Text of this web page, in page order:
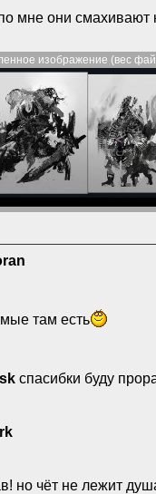
мне они смахивают
изображение (вес
там есть
спасибки буду
но чёт не лежит